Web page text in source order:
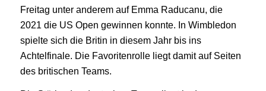
Freitag unter anderem auf Emma Raducanu, die
2021 die US Open gewinnen konnte. In Wimbledon
spielte sich die Britin in diesem Jahr bis ins
Achtelfinale. Die Favoritenrolle liegt damit auf Seiten
des britischen Teams.